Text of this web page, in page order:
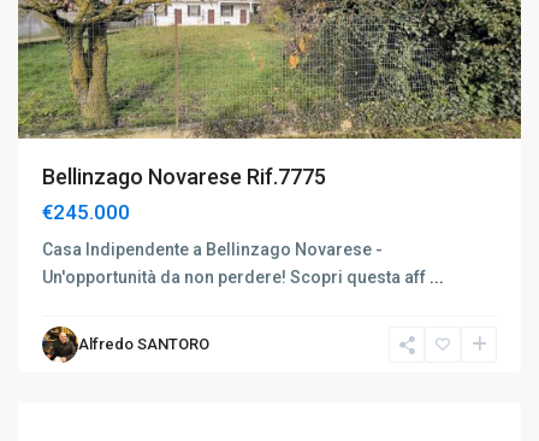
Bellinzago Novarese Rif.7775
€245.000
Casa Indipendente a Bellinzago Novarese -
Un'opportunità da non perdere! Scopri questa aff ...
Alfredo SANTORO